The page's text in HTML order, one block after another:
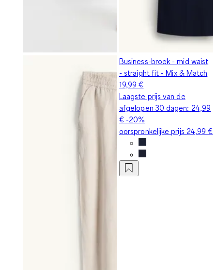
Business-broek - mid waist
- straight fit - Mix & Match
19,99 €
Laagste prijs van de
afgelopen 30 dagen: 24,99
€ -20%
oorspronkelijke prijs 24,99 €